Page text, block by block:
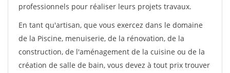
professionnels pour réaliser leurs projets travaux.
En tant qu'artisan, que vous exercez dans le domaine
de la Piscine, menuiserie, de la rénovation, de la
construction, de l'aménagement de la cuisine ou de la
création de salle de bain, vous devez à tout prix trouver